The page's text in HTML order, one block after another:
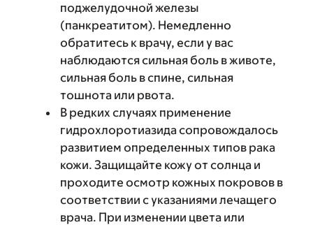
поджелудочной железы
(панкреатитом). Немедленно
обратитесь к врачу, если у вас
наблюдаются сильная боль в животе,
сильная боль в спине, сильная
тошнота или рвота.
В редких случаях применение
гидрохлоротиазида сопровождалось
развитием определенных типов рака
кожи. Защищайте кожу от солнца и
проходите осмотр кожных покровов в
соответствии с указаниями лечащего
врача. При изменении цвета или